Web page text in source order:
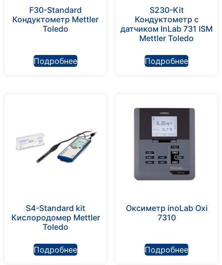
F30-Standard
Кондуктометр Mettler
Toledo
Подробнее
S230-Kit
Кондуктометр с
датчиком InLab 731 ISM
Mettler Toledo
Подробнее
S4-Standard kit
Кислородомер Mettler
Toledo
Подробнее
Оксиметр inoLab Oxi
7310
Подробнее